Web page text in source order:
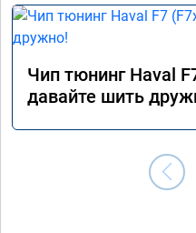
Чип тюнинг Haval
давайте шить